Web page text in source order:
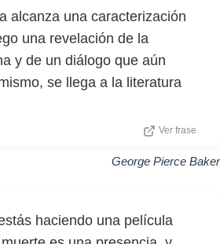
alcanza una caracterización
una revelación de la
y de un diálogo que aún
se llega a la literatura
Ver frase
George Pierce Baker
haciendo una película